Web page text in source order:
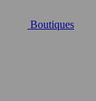
Boutiques